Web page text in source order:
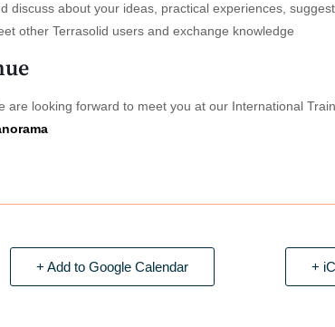
discuss about your ideas, practical experiences,
other Terrasolid users and exchange knowledge
are looking forward to meet you at our International
+ Add to Google Calendar +